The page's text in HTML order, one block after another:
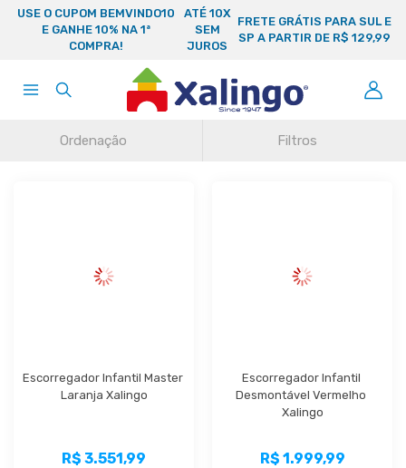
USE O CUPOM BEMVINDO10
E GANHE 10% NA 1ª
COMPRA!
ATÉ 10X
SEM
JUROS
FRETE GRÁTIS PARA SUL E
SP A PARTIR DE R$ 129,99
Ordenação Filtros
Escorregador Infantil Master
Laranja Xalingo
R$ 3.551,99
Escorregador Infantil
Desmontável Vermelho
Xalingo
R$ 1.999,99